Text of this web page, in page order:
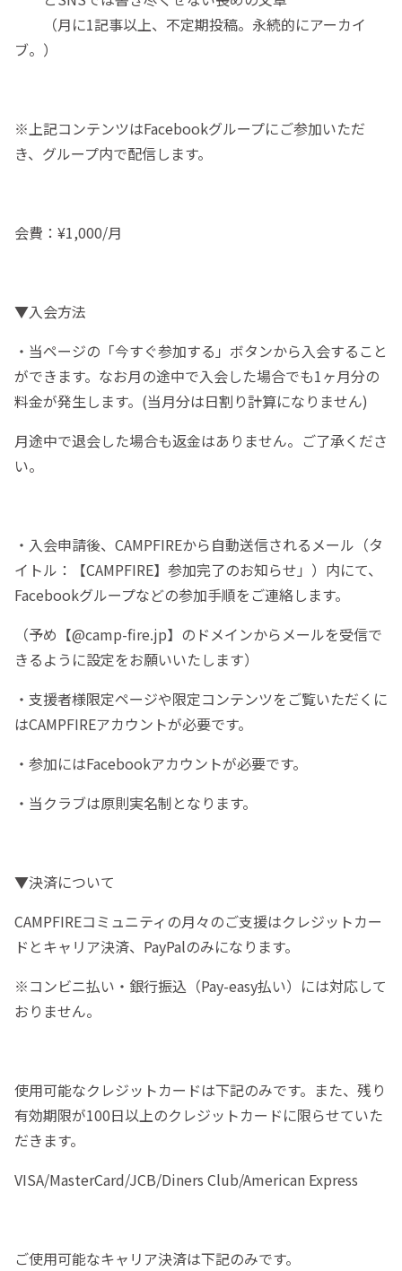
（月に1記事以上、不定期投稿。永続的にアーカイ
ブ。）
※上記コンテンツはFacebookグループにご参加いただ
き、グループ内で配信します。
会費：¥1,000/月
▼入会方法
・当ページの「今すぐ参加する」ボタンから入会すること
ができます。なお月の途中で入会した場合でも1ヶ月分の
料金が発生します。(当月分は日割り計算になりません)
月途中で退会した場合も返金はありません。ご了承くださ
い。
・入会申請後、CAMPFIREから自動送信されるメール（タ
イトル：【CAMPFIRE】参加完了のお知らせ」）内にて、
Facebookグループなどの参加手順をご連絡します。
（予め【@camp-fire.jp】のドメインからメールを受信で
きるように設定をお願いいたします）
・支援者様限定ページや限定コンテンツをご覧いただくに
はCAMPFIREアカウントが必要です。
・参加にはFacebookアカウントが必要です。
・当クラブは原則実名制となります。
▼決済について
CAMPFIREコミュニティの月々のご支援はクレジットカー
ドとキャリア決済、PayPalのみになります。
※コンビニ払い・銀行振込（Pay-easy払い）には対応して
おりません。
使用可能なクレジットカードは下記のみです。また、残り
有効期限が100日以上のクレジットカードに限らせていた
だきます。
VISA/MasterCard/JCB/Diners Club/American Express
ご使用可能なキャリア決済は下記のみです。